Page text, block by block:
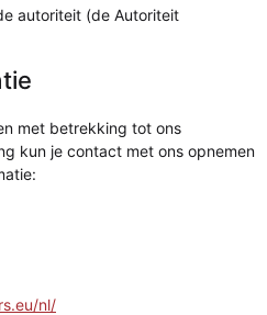
autoriteit (de Autoriteit
met betrekking tot ons
kun je contact met ons opnemen
nl/